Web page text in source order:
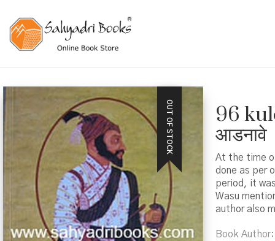
OUT OF STOCK
96
आडनावे
At the time
done as per
period, it
Wasu
author also
Book Author